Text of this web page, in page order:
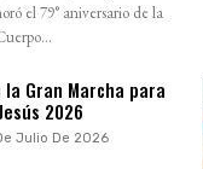
el 79° aniversario de la
Gran Marcha para
2026
Julio De 2026